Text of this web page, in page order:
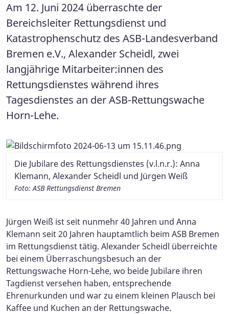
Am 12. Juni 2024 überraschte der
Bereichsleiter Rettungsdienst und
Katastrophenschutz des ASB-Landesverband
Bremen e.V., Alexander Scheidl, zwei
langjährige Mitarbeiter:innen des
Rettungsdienstes während ihres
Tagesdienstes an der ASB-Rettungswache
Horn-Lehe.
Die Jubilare des Rettungsdienstes (v.l.n.r.): Anna
Klemann, Alexander Scheidl und Jürgen Weiß
Foto: ASB Rettungsdienst Bremen
Jürgen Weiß ist seit nunmehr 40 Jahren und Anna
Klemann seit 20 Jahren hauptamtlich beim ASB Bremen
im Rettungsdienst tätig. Alexander Scheidl überreichte
bei einem Überraschungsbesuch an der
Rettungswache Horn-Lehe, wo beide Jubilare ihren
Tagdienst versehen haben, entsprechende
Ehrenurkunden und war zu einem kleinen Plausch bei
Kaffee und Kuchen an der Rettungswache.